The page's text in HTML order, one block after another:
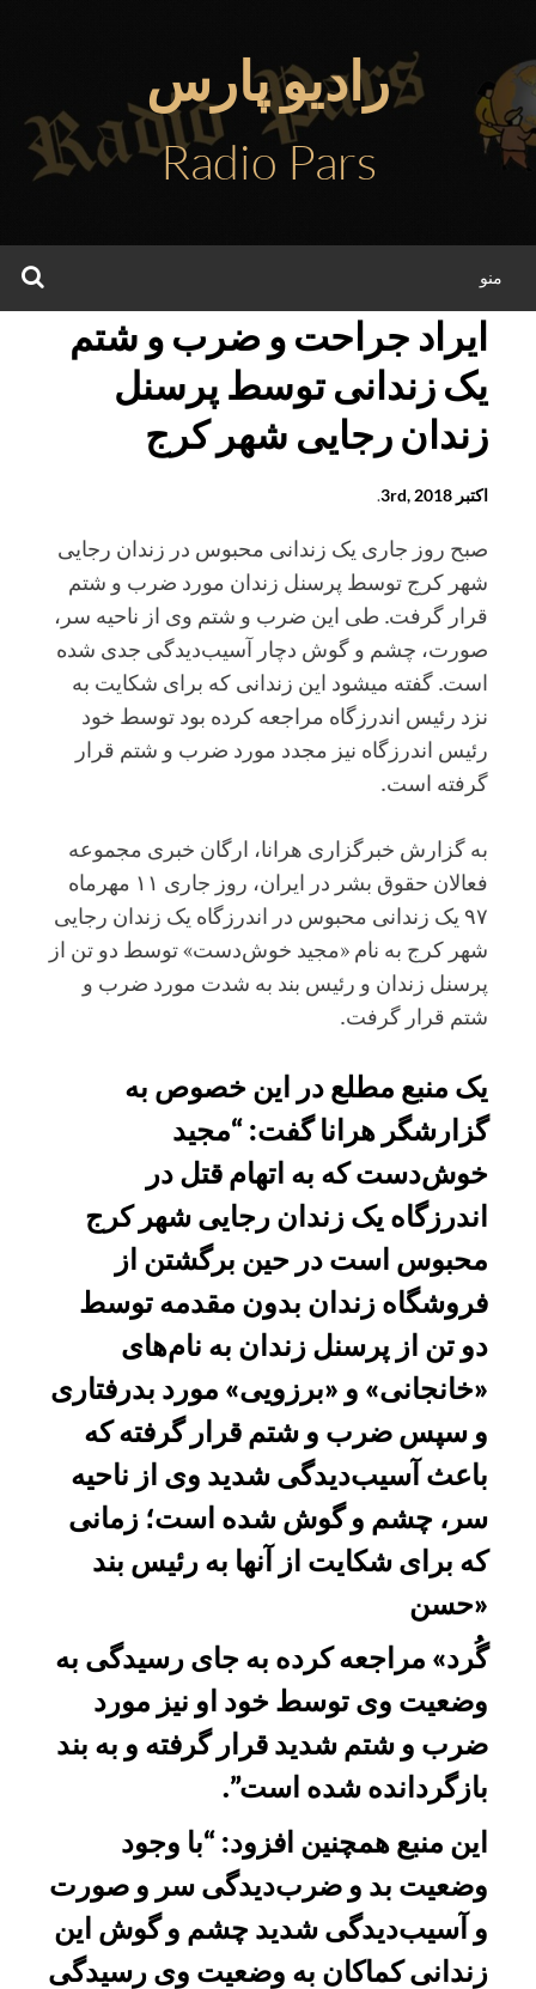
محتوا
رادیو پارس
Radio Pars
منو
ایراد جراحت و ضرب و شتم
یک زندانی توسط پرسنل
زندان رجایی شهر کرج
اکتبر 3rd, 2018 .
صبح روز جاری یک زندانی محبوس در زندان رجایی
شهر کرج توسط پرسنل زندان مورد ضرب و شتم
قرار گرفت. طی این ضرب و شتم وی از ناحیه سر،
صورت، چشم و گوش دچار آسیب‌دیدگی جدی شده
است. گفته میشود این زندانی که برای شکایت به
نزد رئیس اندرزگاه مراجعه کرده بود توسط خود
رئیس اندرزگاه نیز مجدد مورد ضرب و شتم قرار
گرفته است.
به گزارش خبرگزاری هرانا، ارگان خبری مجموعه
فعالان حقوق بشر در ایران، روز جاری ۱۱ مهرماه
۹۷ یک زندانی محبوس در اندرزگاه یک زندان رجایی
شهر کرج به نام «مجید خوش‌دست» توسط دو تن از
پرسنل زندان و رئیس بند به شدت مورد ضرب و
شتم قرار گرفت.
یک منبع مطلع در این خصوص به
گزارشگر هرانا گفت: “مجید
خوش‌دست که به اتهام قتل در
اندرزگاه یک زندان رجایی شهر کرج
محبوس است در حین برگشتن از
فروشگاه زندان بدون مقدمه توسط
دو تن از پرسنل زندان به نام‌های
«خانجانی» و «برزویی» مورد بدرفتاری
و سپس ضرب و شتم قرار گرفته که
باعث آسیب‌دیدگی شدید وی از ناحیه
سر، چشم و گوش شده است؛ زمانی
که برای شکایت از آنها به رئیس بند
«حسن
گُرد» مراجعه کرده به جای رسیدگی به
وضعیت وی توسط خود او نیز مورد
ضرب و شتم شدید قرار گرفته و به بند
بازگردانده شده است”.
این منبع همچنین افزود: “با وجود
وضعیت بد و ضرب‌دیدگی سر و صورت
و آسیب‌دیدگی شدید چشم و گوش این
زندانی کماکان به وضعیت وی رسیدگی